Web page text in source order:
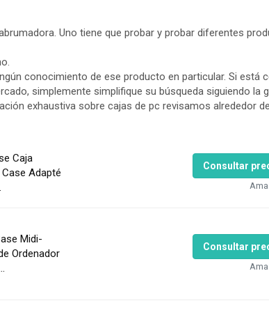
Uno tiene que probar y probar diferentes
conocimiento de ese producto en particular. Si está
simplemente simplifique su búsqueda siguiendo la
exhaustiva sobre cajas de pc revisamos alrededor
Caja
Case Adapté
Consultar
Midi-
Ordenador
Consultar